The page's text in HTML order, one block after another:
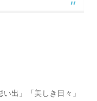
出」「美しき日々」